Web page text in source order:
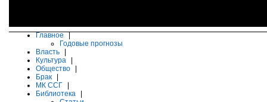
Главное
Годовые прогнозы
Власть
Культура
Общество
Брак
МК ССГ
Библиотека